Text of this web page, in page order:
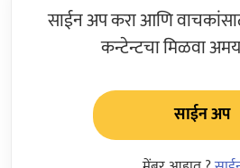
साईन अप करा आणि
कन्टेन्टचा मिळवा
साईन अप